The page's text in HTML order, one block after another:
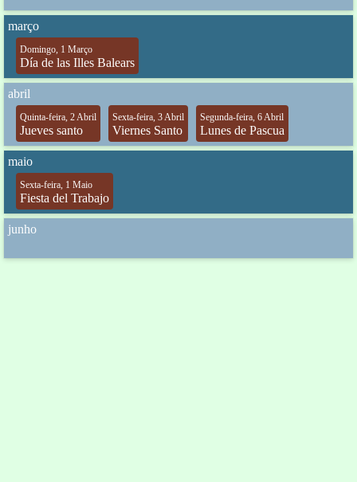
março
Domingo, 1 Março
Día de las Illes Balears
abril
Quinta-feira, 2 Abril
Jueves santo
Sexta-feira, 3 Abril
Viernes Santo
Segunda-feira, 6 Abril
Lunes de Pascua
maio
Sexta-feira, 1 Maio
Fiesta del Trabajo
junho